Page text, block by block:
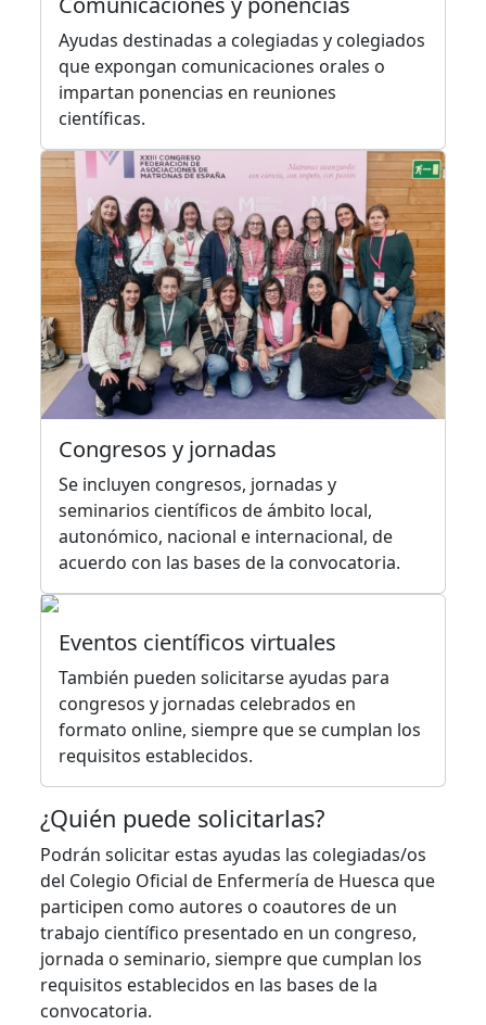
Ayudas destinadas a colegiadas y colegiados
que expongan comunicaciones orales o
impartan ponencias en reuniones
científicas.
Congresos y jornadas
Se incluyen congresos, jornadas y
seminarios científicos de ámbito local,
autonómico, nacional e internacional, de
acuerdo con las bases de la convocatoria.
Eventos científicos virtuales
También pueden solicitarse ayudas para
congresos y jornadas celebrados en
formato online, siempre que se cumplan los
requisitos establecidos.
¿Quién puede solicitarlas?
Podrán solicitar estas ayudas las colegiadas/os
del Colegio Oficial de Enfermería de Huesca que
participen como autores o coautores de un
trabajo científico presentado en un congreso,
jornada o seminario, siempre que cumplan los
requisitos establecidos en las bases de la
convocatoria.